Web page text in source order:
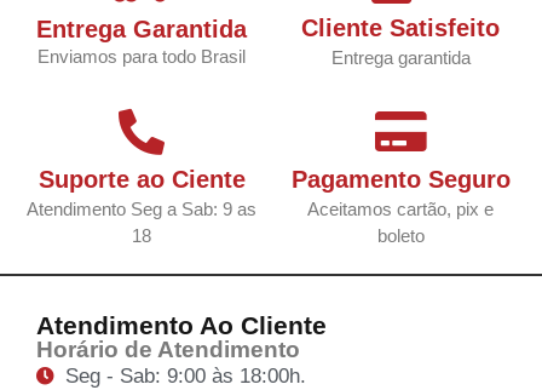
Entrega Garantida
Enviamos para todo Brasil
Cliente Satisfeito
Entrega garantida
Suporte ao Ciente
Atendimento Seg a Sab: 9 as
18
Pagamento Seguro
Aceitamos cartão, pix e
boleto
Atendimento Ao Cliente
Horário de Atendimento
Seg - Sab: 9:00 às 18:00h.